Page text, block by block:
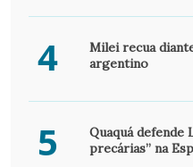
4
Milei recua
argentino
5
Quaquá defende
precárias” na